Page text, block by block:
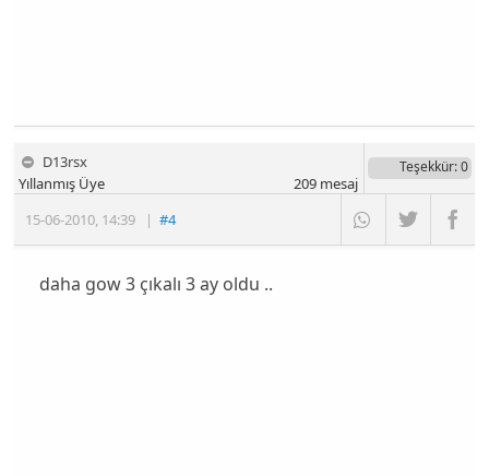
D13rsx
15-06-2010, 14:39 |#4
Yıllanmış Üye
Teşekkür: 0
209mesaj
daha gow 3 çıkalı 3 ay oldu ..